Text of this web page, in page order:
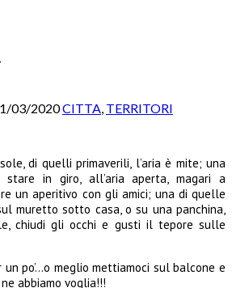
03/2020CITTA, TERRITORI
di quelli primaverili, l’aria è mite; una
in giro, all’aria aperta, magari a
un aperitivo con gli amici; una di quelle
muretto sotto casa, o su una panchina,
chiudi gli occhi e gusti il tepore sulle
un po’…o meglio mettiamoci sul balcone e
abbiamo voglia!!!